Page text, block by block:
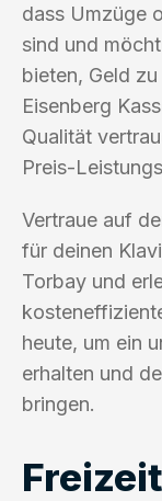
dass Umzüge
sind und
bieten, Geld
Eisenberg
Qualität
Preis-
Vertraue auf
für deinen
Torbay und
heute, um ein
erhalten und
bringen.